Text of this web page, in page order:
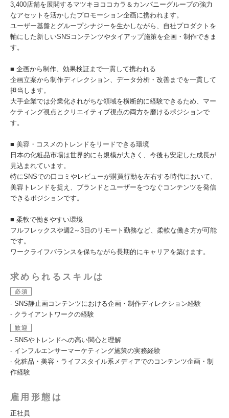
3,400店舗を展開するマツキヨココカラ＆カンパニーグループの強力
なアセットを活かしたプロモーション企画に携われます。
ユーザー基盤とグループシナジーを生かしながら、自社プロダクトを
軸にした新しいSNSコンテンツやタイアップ施策を企画・制作できま
す。
■ 企画から制作、効果検証まで一貫して携われる
企画立案から制作ディレクション、データ分析・改善までを一貫して
担当します。
大手企業では分業化されがちな領域を横断的に経験できるため、マー
ケティング視点とクリエイティブ視点の両方を磨けるポジションで
す。
■ 美容・コスメのトレンドをリードできる環境
日本の化粧品市場は世界的にも規模が大きく、今後も安定した成長が
見込まれています。
特にSNSでの口コミやレビューが購買行動を左右する時代において、
美容トレンドを捉え、ブランドとユーザーをつなぐコンテンツを発信
できるポジションです。
■ 柔軟で働きやすい環境
フルフレックスや週2～3日のリモート勤務など、柔軟な働き方が可能
です。
ワークライフバランスを保ちながら長期的にキャリアを築けます。
求められるスキルは
必須
- SNS静止画コンテンツにおける企画・制作ディレクション経験
- クライアントワークの経験
歓迎
- SNSやトレンドへの高い関心と理解
- インフルエンサーマーケティング施策の実務経験
- 化粧品・美容・ライフスタイル系メディアでのコンテンツ企画・制
作経験
雇用形態は
正社員